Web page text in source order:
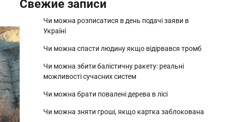
Свежие записи
Чи можна розписатися в день подачі заяви в
Україні
Чи можна спасти людину якщо відірвався тромб
Чи можна збити балістичну ракету: реальні
можливості сучасних систем
Чи можна брати повалені дерева в лісі
Чи можна зняти гроші, якщо картка заблокована